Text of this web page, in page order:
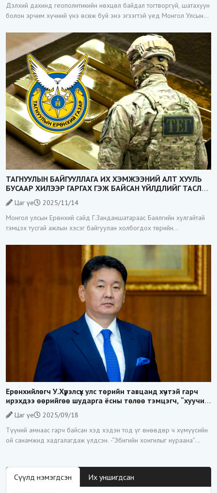
Дэлхий дахинд геополитикийн нөхцөл байдал тогтворгүй, шатахуун
болон эрчим хүчний үнэ өсөж буй энэ эгзэгтэй үед Монгол Улсын
зарласан нь
ТАГНУУЛЫН БАЙГУУЛЛАГА ИХ ХЭМЖЭЭНИЙ АЛТ ХУУЛЬ
БУСААР ХИЛЭЭР ГАРГАХ ГЭЖ БАЙСАН ҮЙЛДЛИЙГ ТАСЛАН
ЗОГСООЛОО
Цаг үе
2025/11/14
Монгол улсын Ерөнхий сайд Г.Занданшатараас Баялгийн хулгайтай
тэмцэх тусгай ажлын хэсэг байгуулан холбогдох төрийн
Ерөнхийлөгч У.Хүрэлсүх улс төрийн тавцанд хүчтэй гарч
ирэхдээ өөрийгөө шударга ёсны төлөө тэмцэгч, “хуучин
тогтолцооны хонгилыг нураагч” гэсэн дүрээр ард түмэнд
таниулсан.
Цаг үе
2025/09/18
Түүний амнаас гарч байсан хэд хэдэн тод үг өнөөдөр ч хүмүүсийн
ой санамжид хадгалагдаж үлдсэн. -“Эбигийн хонгилыг нураана”
Сүүлд нэмэгдсэн Их уншигдсан